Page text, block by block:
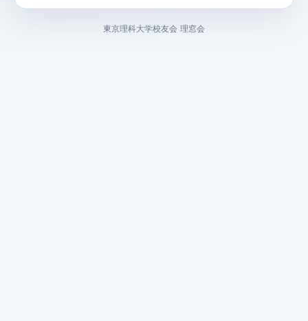
東京理科大学校友会 理窓会